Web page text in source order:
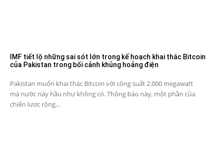
IMF tiết lộ những sai sót lớn trong kế hoạch khai thác Bitcoin
của Pakistan trong bối cảnh khủng hoảng điện
Pakistan muốn khai thác Bitcoin với công suất 2.000 megawatt
mà nước này hầu như không có. Thông báo này, một phần của
chiến lược rộng...